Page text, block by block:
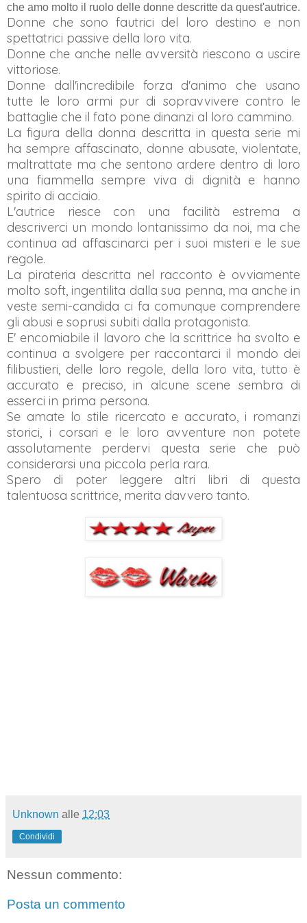
che amo molto il ruolo delle donne descritte da quest'autrice.
Donne che sono fautrici del loro destino e non
spettatrici passive della loro vita.
Donne che anche nelle avversità riescono a uscire
vittoriose.
Donne dall'incredibile forza d'animo che usano
tutte le loro armi pur di sopravvivere contro le
battaglie che il fato pone dinanzi al loro cammino.
La figura della donna descritta in questa serie mi
ha sempre affascinato, donne abusate, violentate,
maltrattate ma che sentono ardere dentro di loro
una fiammella sempre viva di dignità e hanno
spirito di acciaio.
L'autrice riesce con una facilità estrema a
descriverci un mondo lontanissimo da noi, ma che
continua ad affascinarci per i suoi misteri e le sue
regole.
La pirateria descritta nel racconto è ovviamente
molto soft, ingentilita dalla sua penna, ma anche in
veste semi-candida ci fa comunque comprendere
gli abusi e soprusi subiti dalla protagonista.
E' encomiabile il lavoro che la scrittrice ha svolto e
continua a svolgere per raccontarci il mondo dei
filibustieri, delle loro regole, della loro vita, tutto è
accurato e preciso, in alcune scene sembra di
esserci in prima persona.
Se amate lo stile ricercato e accurato, i romanzi
storici, i corsari e le loro avventure non potete
assolutamente perdervi questa serie che può
considerarsi una piccola perla rara.
Spero di poter leggere altri libri di questa
talentuosa scrittrice, merita davvero tanto.
Unknown alle 12:03
Condividi
Nessun commento:
Posta un commento